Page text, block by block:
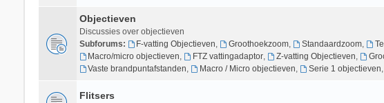
Objectieven
Discussies over objectieven
Subforums:
F-vatting Objectieven, Groothoekzoom, Standaardzoom,
Macro/micro objectieven, FTZ vattingadaptor, Z-vatting Objectieven,
Vaste brandpuntafstanden, Macro / Micro objectieven, Serie 1 objectieven,
Flitsers